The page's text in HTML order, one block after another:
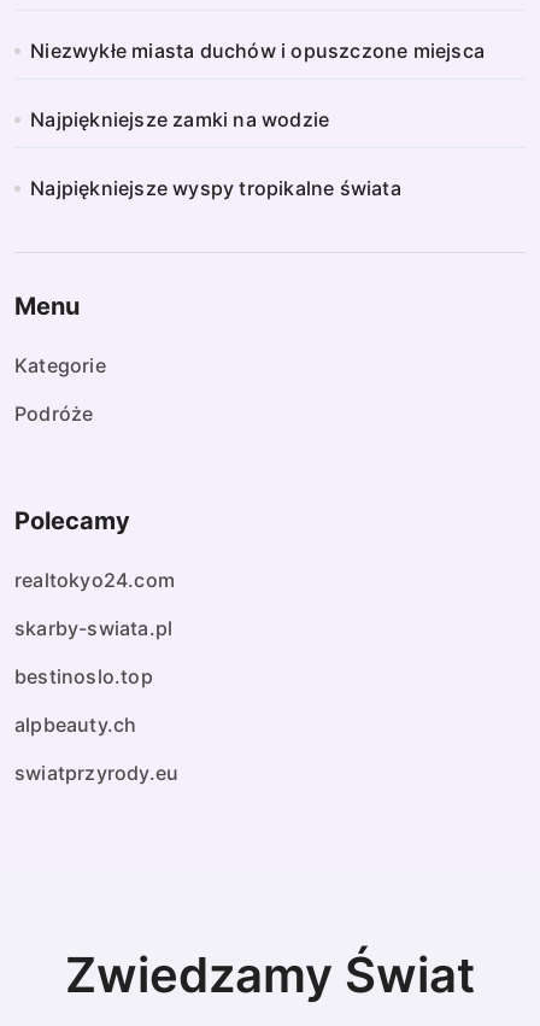
Niezwykłe miasta duchów i opuszczone miejsca
Najpiękniejsze zamki na wodzie
Najpiękniejsze wyspy tropikalne świata
Menu
Kategorie
Podróże
Polecamy
realtokyo24.com
skarby-swiata.pl
bestinoslo.top
alpbeauty.ch
swiatprzyrody.eu
Zwiedzamy Świat